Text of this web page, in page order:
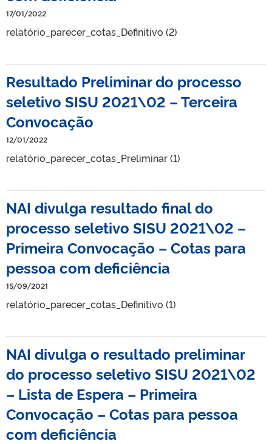
17/01/2022
relatório_parecer_cotas_Definitivo (2)
Resultado Preliminar do processo
seletivo SISU 2021\02 – Terceira
Convocação
12/01/2022
relatório_parecer_cotas_Preliminar (1)
NAI divulga resultado final do
processo seletivo SISU 2021\02 –
Primeira Convocação – Cotas para
pessoa com deficiência
15/09/2021
relatório_parecer_cotas_Definitivo (1)
NAI divulga o resultado preliminar
do processo seletivo SISU 2021\02
– Lista de Espera – Primeira
Convocação – Cotas para pessoa
com deficiência